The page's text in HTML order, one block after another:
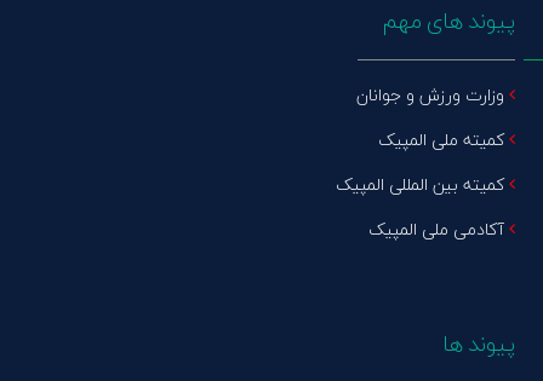
پیوند های مهم
وزارت ورزش و جوانان
کمیته ملی المپیک
کمیته بین المللی المپیک
آکادمی ملی المپیک
پیوند ها